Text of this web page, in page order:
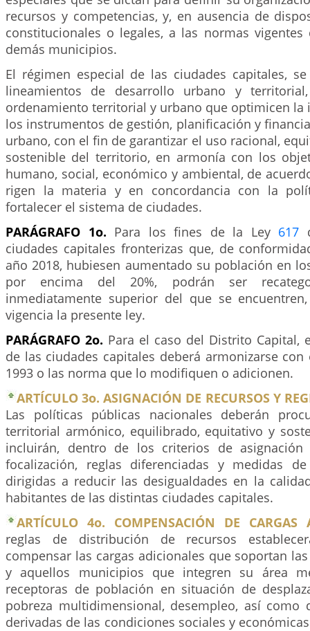
recursos y competencias, y, en ausencia de
constitucionales o legales, a las normas
demás municipios.
El régimen especial de las ciudades capitales,
lineamientos de desarrollo urbano y
ordenamiento territorial y urbano que optimicen la
los instrumentos de gestión, planificación y
urbano, con el fin de garantizar el uso racional,
sostenible del territorio, en armonía con los
humano, social, económico y ambiental, de
rigen la materia y en concordancia con la
fortalecer el sistema de ciudades.
PARÁGRAFO 1o. Para los fines de la Ley 617
ciudades capitales fronterizas que, de
año 2018, hubiesen aumentado su población en
por encima del 20%, podrán ser
inmediatamente superior del que se
vigencia la presente ley.
PARÁGRAFO 2o. Para el caso del Distrito Capital,
de las ciudades capitales deberá armonizarse
1993 o las norma que lo modifiquen o adicionen.
ARTÍCULO 3o. ASIGNACIÓN DE RECURSOS Y
Las políticas públicas nacionales deberán
territorial armónico, equilibrado, equitativo y
incluirán, dentro de los criterios de
focalización, reglas diferenciadas y medidas
dirigidas a reducir las desigualdades en la
habitantes de las distintas ciudades capitales.
ARTÍCULO 4o. COMPENSACIÓN DE CARGAS
reglas de distribución de recursos
compensar las cargas adicionales que soportan
y aquellos municipios que integren su área
receptoras de población en situación de
pobreza multidimensional, desempleo, así como
derivadas de las condiciones sociales y